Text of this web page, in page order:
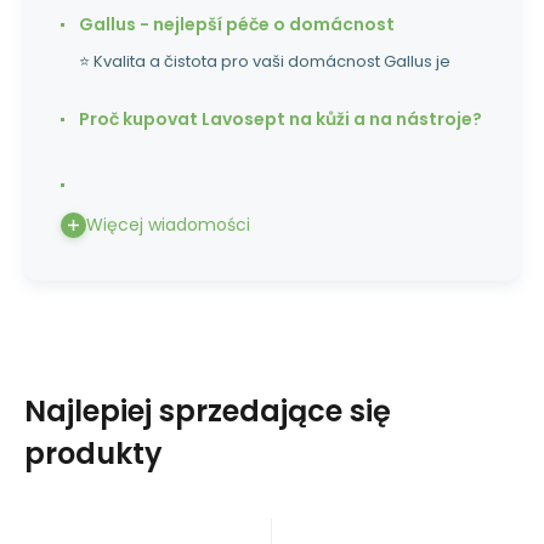
Gallus - nejlepší péče o domácnost
⭐ Kvalita a čistota pro vaši domácnost Gallus je
Proč kupovat Lavosept na kůži a na nástroje?
Więcej wiadomości
Najlepiej sprzedające się
produkty